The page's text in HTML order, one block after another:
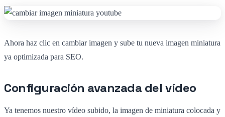
Ahora haz clic en cambiar imagen y sube tu nueva imagen miniatura
ya optimizada para SEO.
Configuración avanzada del vídeo
Ya tenemos nuestro vídeo subido, la imagen de miniatura colocada y